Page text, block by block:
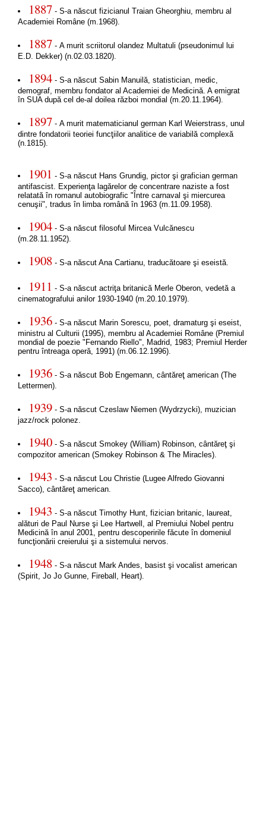
1887 - S-a născut fizicianul Traian Gheorghiu, membru al
Academiei Române (m.1968).
1887 - A murit scriitorul olandez Multatuli (pseudonimul lui
E.D. Dekker) (n.02.03.1820).
1894- S-a născut Sabin Manuilă, statistician, medic,
demograf, membru fondator al Academiei de Medicină. A emigrat
în SUA după cel de-al doilea război mondial (m.20.11.1964).
1897 - A murit matematicianul german Karl Weierstrass, unul
dintre fondatorii teoriei funcţiilor analitice de variabilă complexă
(n.1815).
1901 - S-a născut Hans Grundig, pictor şi grafician german
antifascist. Experienţa lagărelor de concentrare naziste a fost
relatată în romanul autobiografic "Între carnaval şi miercurea
cenuşii", tradus în limba română în 1963 (m.11.09.1958).
1904- S-a născut filosoful Mircea Vulcănescu
(m.28.11.1952).
1908- S-a născut Ana Cartianu, traducătoare şi eseistă.
1911 - S-a născut actriţa britanică Merle Oberon, vedetă a
cinematografului anilor 1930-1940 (m.20.10.1979).
1936- S-a născut Marin Sorescu, poet, dramaturg şi eseist,
ministru al Culturii (1995), membru al Academiei Române (Premiul
mondial de poezie "Fernando Riello", Madrid, 1983; Premiul Herder
pentru întreaga operă, 1991) (m.06.12.1996).
1936- S-a născut Bob Engemann, cântăreţ american (The
Lettermen).
1939- S-a născut Czeslaw Niemen (Wydrzycki), muzician
jazz/rock polonez.
1940- S-a născut Smokey (William) Robinson, cântăreţ şi
compozitor american (Smokey Robinson & The Miracles).
1943 - S-a născut Lou Christie (Lugee Alfredo Giovanni
Sacco), cântăreţ american.
1943 - S-a născut Timothy Hunt, fizician britanic, laureat,
alături de Paul Nurse şi Lee Hartwell, al Premiului Nobel pentru
Medicină în anul 2001, pentru descoperirile făcute în domeniul
funcţionării creierului şi a sistemului nervos.
1948- S-a născut Mark Andes, basist şi vocalist american
(Spirit, Jo Jo Gunne, Fireball, Heart).